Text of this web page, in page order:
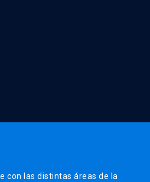
con las distintas áreas de la